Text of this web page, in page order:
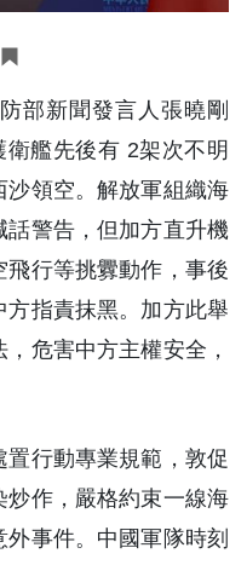
部新聞發言人張曉剛
衛艦先後有 2架次不明
領空。解放軍組織海
話警告，但加方直升機
行等挑釁動作，事後
指責抹黑。加方此舉
危害中方主權安全，
行動專業規範，敦促
炒作，嚴格約束一線海
事件。中國軍隊時刻